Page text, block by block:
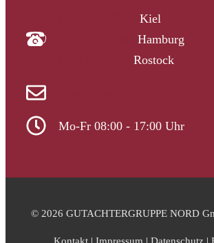
Kiel
Hamburg
Rostock
Mo-Fr 08:00 - 17:00 Uhr
© 2026 GUTACHTERGRUPPE NORD